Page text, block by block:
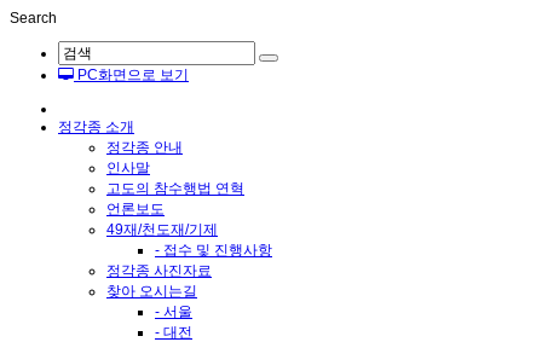
Search
PC화면으로 보기
정각종 소개
정각종 안내
인사말
고도의 참수행법 연혁
언론보도
49재/천도재/기제
- 접수 및 진행사항
정각종 사진자료
찾아 오시는길
- 서울
- 대전